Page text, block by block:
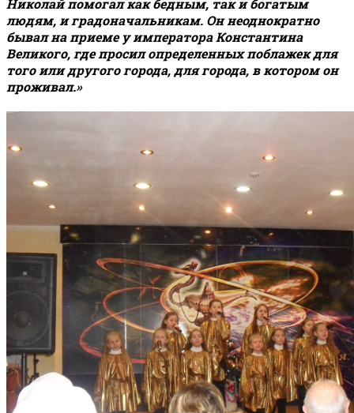
Николай помогал как бедным, так и богатым
людям, и градоначальникам. Он неоднократно
бывал на приеме у императора Константина
Великого, где просил определенных поблажек для
того или другого города, для города, в котором он
проживал.»